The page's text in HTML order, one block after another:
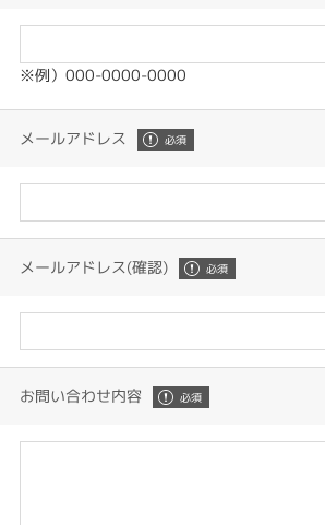
※例）000-0000-0000
メールアドレス
メールアドレス(確認)
お問い合わせ内容